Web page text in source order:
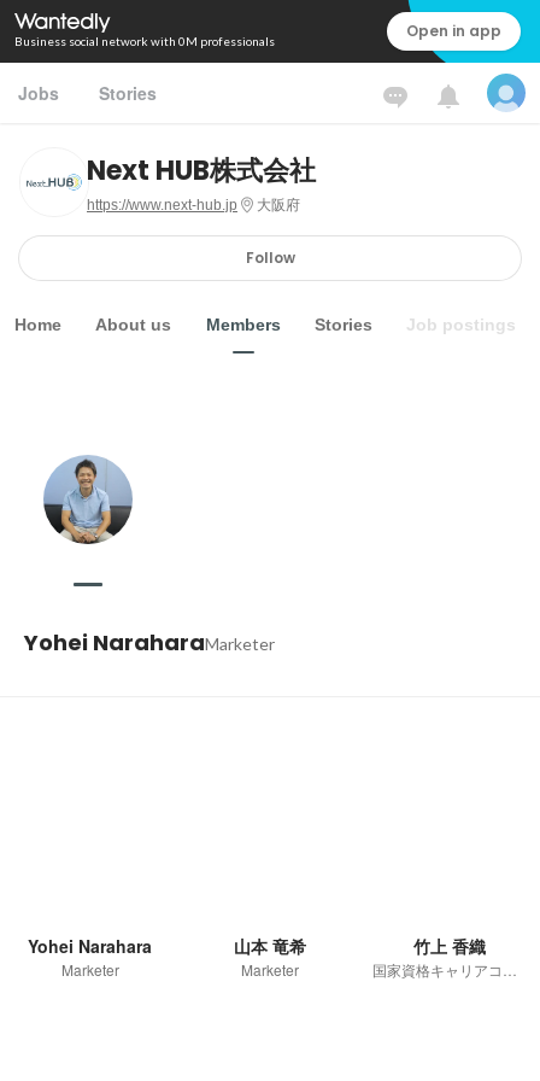
Business social network with 0M professionals Open in app
Jobs Stories
Next HUB株式会社
https://www.next-hub.jp 大阪府
Follow
Home About us Members Stories Job postings
Yohei NaraharaMarketer
Yohei Narahara
Marketer
山本 竜希
Marketer
竹上 香織